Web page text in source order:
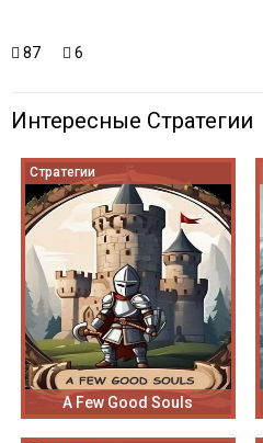
87 6
Интересные Стратегии
Стратегии
A Few Good Souls